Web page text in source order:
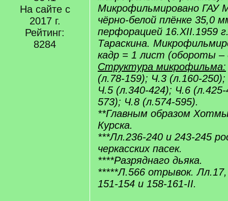
На сайте с
2017 г.
Рейтинг:
8284
Микрофильмировано ГАУ
чёрно-белой плёнке 35,0
перфорацией 16.XII.1959
Тараскина.
кадр = 1 лист (обороты –
Структура микрофильма:
(л.78-159); Ч.3 (л.160-
Ч.5 (л.340-424); Ч.6
573); Ч.8 (л.574-595).
**Главным образом
Курска.
***Лл.236-240 и 243-245
черкасских пасек.
****Разряднаго дьяка.
*****Л.566 отрывок.
151-154 и 158-161-II.